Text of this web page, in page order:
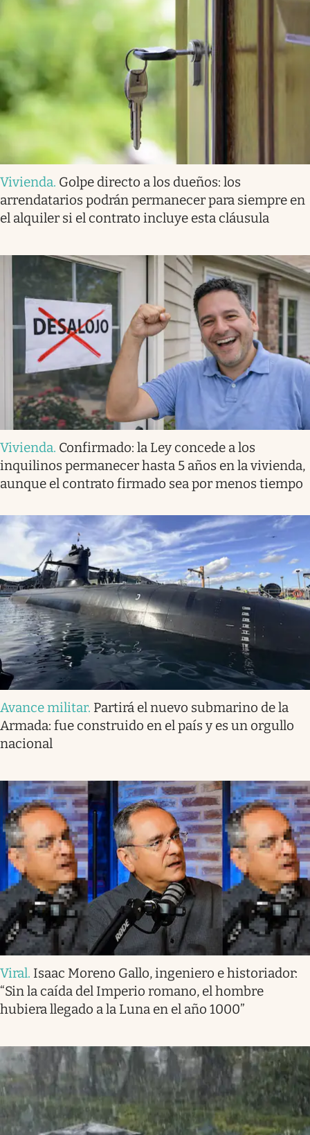
Vivienda. Golpe directo a los dueños: los
arrendatarios podrán permanecer para siempre en
el alquiler si el contrato incluye esta cláusula
Vivienda. Confirmado: la Ley concede a los
inquilinos permanecer hasta 5 años en la vivienda,
aunque el contrato firmado sea por menos tiempo
Avance militar. Partirá el nuevo submarino de la
Armada: fue construido en el país y es un orgullo
nacional
Viral. Isaac Moreno Gallo, ingeniero e historiador:
“Sin la caída del Imperio romano, el hombre
hubiera llegado a la Luna en el año 1000”